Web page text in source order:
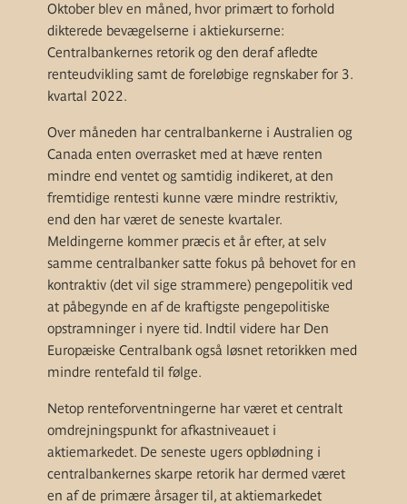
Oktober blev en måned, hvor primært to forhold
dikterede bevægelserne i aktiekurserne:
Centralbankernes retorik og den deraf afledte
renteudvikling samt de foreløbige regnskaber for 3.
kvartal 2022.
Over måneden har centralbankerne i Australien og
Canada enten overrasket med at hæve renten
mindre end ventet og samtidig indikeret, at den
fremtidige rentesti kunne være mindre restriktiv,
end den har været de seneste kvartaler.
Meldingerne kommer præcis et år efter, at selv
samme centralbanker satte fokus på behovet for en
kontraktiv (det vil sige strammere) pengepolitik ved
at påbegynde en af de kraftigste pengepolitiske
opstramninger i nyere tid. Indtil videre har Den
Europæiske Centralbank også løsnet retorikken med
mindre rentefald til følge.
Netop renteforventningerne har været et centralt
omdrejningspunkt for afkastniveauet i
aktiemarkedet. De seneste ugers opblødning i
centralbankernes skarpe retorik har dermed været
en af de primære årsager til, at aktiemarkedet